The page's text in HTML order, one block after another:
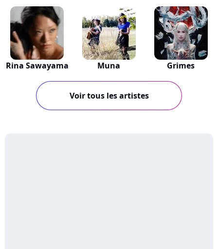
Rina Sawayama Muna Grimes
Voir tous les artistes